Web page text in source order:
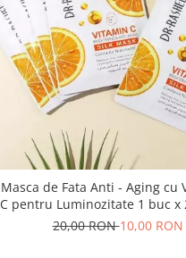
Masca de Fata Anti - Aging cu
C pentru Luminozitate 1 buc x 28g - Dr.
Rashel Vitamin C Brightening
20,00 RON10,00 RON